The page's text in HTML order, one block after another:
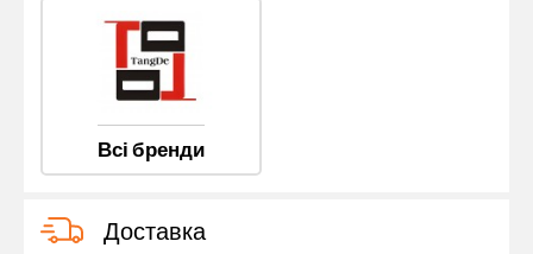
Всі бренди
Доставка